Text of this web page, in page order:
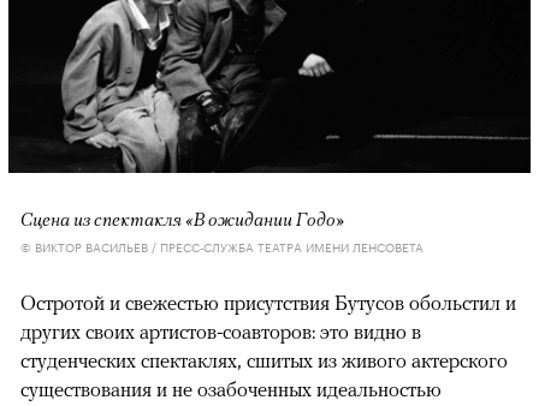
Сцена из спектакля «В ожидании Годо»
© ВИКТОР ВАСИЛЬЕВ / ПРЕСС-СЛУЖБА ТЕАТРА ИМЕНИ ЛЕНСОВЕТА
Остротой и свежестью присутствия Бутусов обольстил и
других своих артистов-соавторов: это видно в
студенческих спектаклях, сшитых из живого актерского
существования и не озабоченных идеальностью